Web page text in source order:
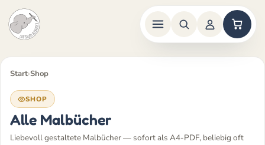
Inhalt
Start›Shop
SHOP
Alle Malbücher
Liebevoll gestaltete Malbücher — sofort als A4-PDF, beliebig oft